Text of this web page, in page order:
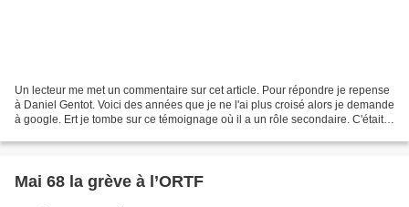
Un lecteur me met un commentaire sur cet article. Pour répondre je repense
à Daniel Gentot. Voici des années que je ne l'ai plus croisé alors je demande
à google. Ert je tombe sur ce témoignage où il a un rôle secondaire. C'était
Mai 68 la grève à l’ORTF